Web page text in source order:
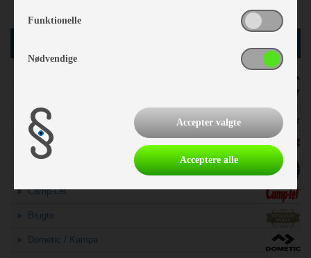
Hobby
Kabe
Camp-Let
Brugte
Dometic / Kampa
Funktionelle
Nødvendige
Accepter valgte
Acceptere alle